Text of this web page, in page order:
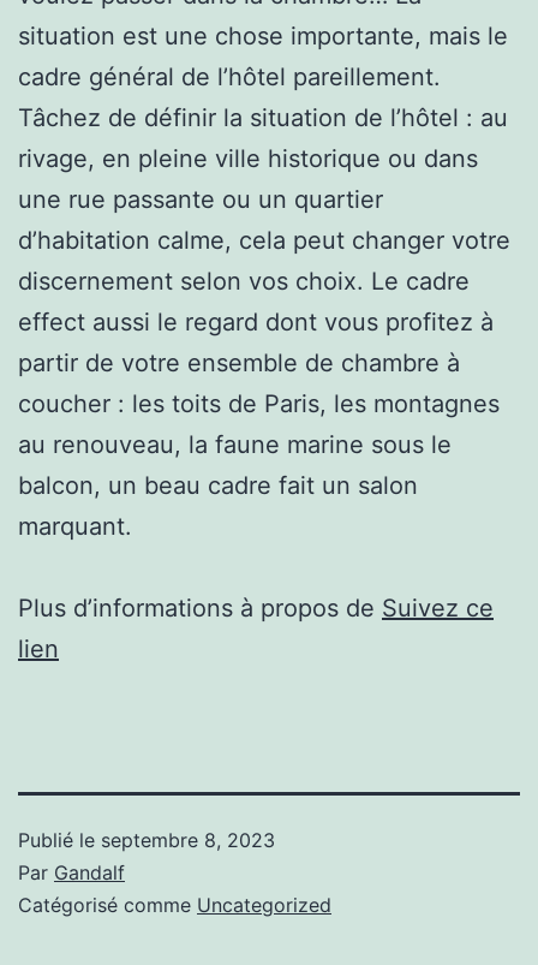
situation est une chose importante, mais le
cadre général de l’hôtel pareillement.
Tâchez de définir la situation de l’hôtel : au
rivage, en pleine ville historique ou dans
une rue passante ou un quartier
d’habitation calme, cela peut changer votre
discernement selon vos choix. Le cadre
effect aussi le regard dont vous profitez à
partir de votre ensemble de chambre à
coucher : les toits de Paris, les montagnes
au renouveau, la faune marine sous le
balcon, un beau cadre fait un salon
marquant.
Plus d’informations à propos de Suivez ce
lien
Publié le septembre 8, 2023
Par Gandalf
Catégorisé comme Uncategorized